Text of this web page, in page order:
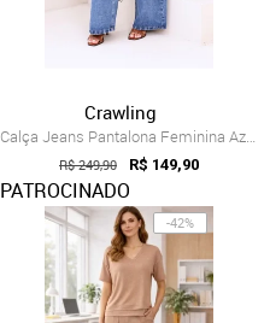
Crawling
Calça Jeans Pantalona Feminina Azul Média
R$ 249,90 R$ 149,90
PATROCINADO
-42%